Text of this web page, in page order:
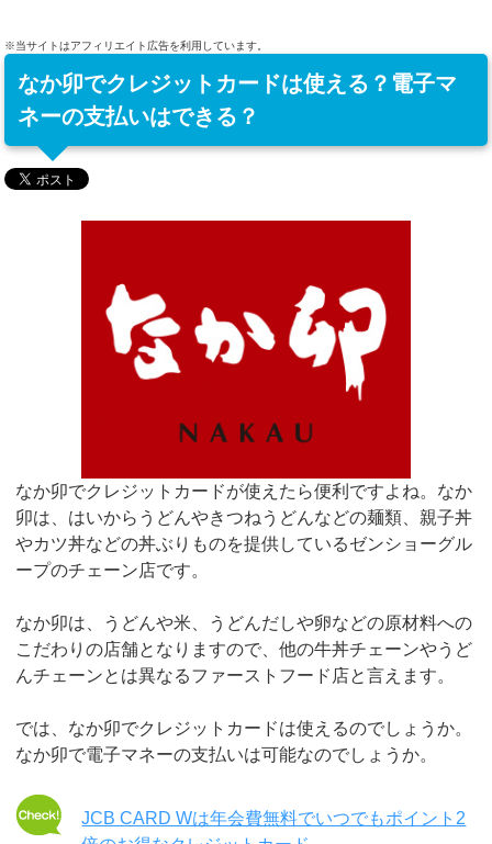
※当サイトはアフィリエイト広告を利用しています。
なか卯でクレジットカードは使える？電子マ
ネーの支払いはできる？
なか卯でクレジットカードが使えたら便利ですよね。なか
卯は、はいからうどんやきつねうどんなどの麺類、親子丼
やカツ丼などの丼ぶりものを提供しているゼンショーグル
ープのチェーン店です。
なか卯は、うどんや米、うどんだしや卵などの原材料への
こだわりの店舗となりますので、他の牛丼チェーンやうど
んチェーンとは異なるファーストフード店と言えます。
では、なか卯でクレジットカードは使えるのでしょうか。
なか卯で電子マネーの支払いは可能なのでしょうか。
JCB CARD Wは年会費無料でいつでもポイント2